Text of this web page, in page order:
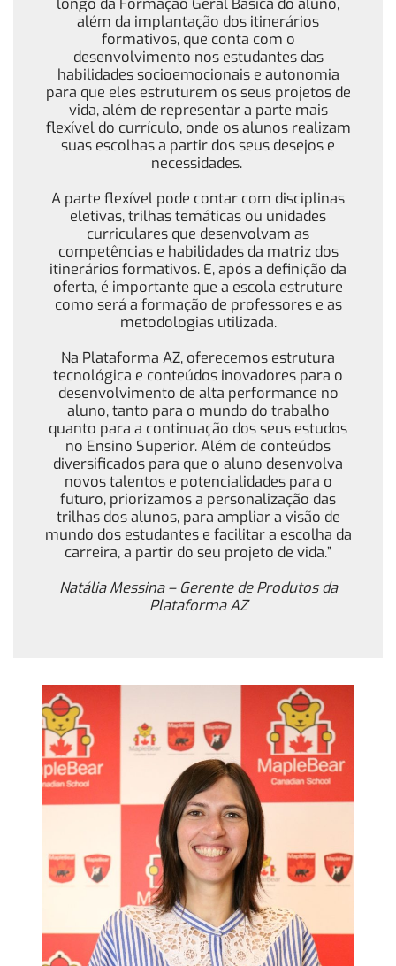
além da implantação dos itinerários
formativos, que conta com o
desenvolvimento nos estudantes das
habilidades socioemocionais e autonomia
para que eles estruturem os seus projetos de
vida, além de representar a parte mais
flexível do currículo, onde os alunos realizam
suas escolhas a partir dos seus desejos e
necessidades.
A parte flexível pode contar com disciplinas
eletivas, trilhas temáticas ou unidades
curriculares que desenvolvam as
competências e habilidades da matriz dos
itinerários formativos. E, após a definição da
oferta, é importante que a escola estruture
como será a formação de professores e as
metodologias utilizada.
Na Plataforma AZ, oferecemos estrutura
tecnológica e conteúdos inovadores para o
desenvolvimento de alta performance no
aluno, tanto para o mundo do trabalho
quanto para a continuação dos seus estudos
no Ensino Superior. Além de conteúdos
diversificados para que o aluno desenvolva
novos talentos e potencialidades para o
futuro, priorizamos a personalização das
trilhas dos alunos, para ampliar a visão de
mundo dos estudantes e facilitar a escolha da
carreira, a partir do seu projeto de vida.”
Natália Messina – Gerente de Produtos da
Plataforma AZ